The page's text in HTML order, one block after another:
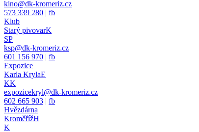
kino@dk-kromeriz.cz
573 339 280 | fb
Klub
Starý pivovarK
SP
ksp@dk-kromeriz.cz
601 156 970 | fb
Expozice
Karla KrylaE
KK
expozicekryl@dk-kromeriz.cz
602 665 903 | fb
Hvězdárna
KroměřížH
K